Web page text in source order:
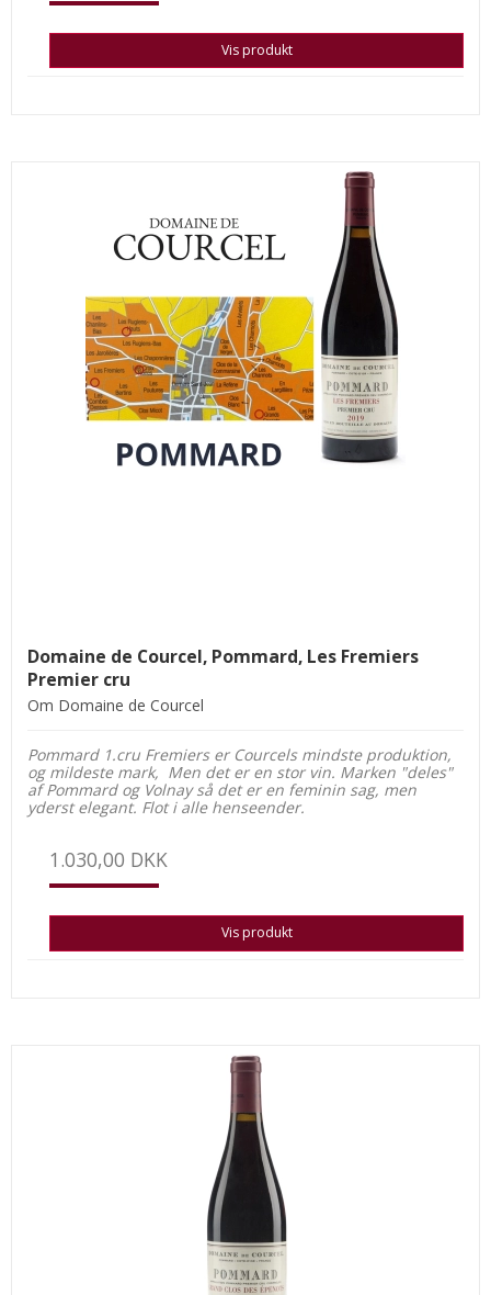
Vis produkt
Domaine de Courcel, Pommard, Les Fremiers
Premier cru
Om Domaine de Courcel
Pommard 1.cru Fremiers er Courcels mindste produktion,
og mildeste mark, Men det er en stor vin. Marken "deles"
af Pommard og Volnay så det er en feminin sag, men
yderst elegant. Flot i alle henseender.
1.030,00 DKK
Vis produkt